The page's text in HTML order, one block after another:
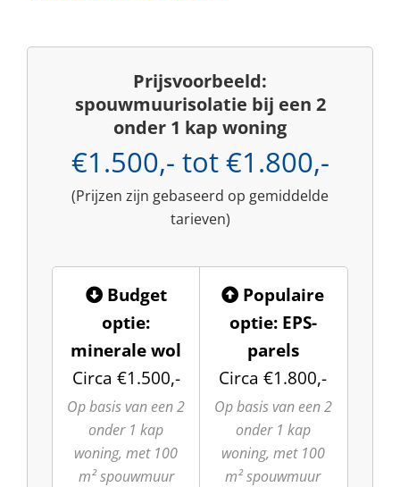
Prijsvoorbeeld:
spouwmuurisolatie bij een 2
onder 1 kap woning
€1.500,- tot €1.800,-
(Prijzen zijn gebaseerd op gemiddelde
tarieven)
Budget
optie:
minerale wol
Circa €1.500,-
Op basis van een 2
onder 1 kap
woning, met 100
m² spouwmuur
Populaire
optie: EPS-
parels
Circa €1.800,-
Op basis van een 2
onder 1 kap
woning, met 100
m² spouwmuur